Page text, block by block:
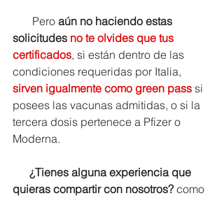
       Pero
aún no haciendo estas
solicitudes no te olvides que tus
certificados, si están dentro de las
condiciones requeridas por Italia,
sirven igualmente como green pass si
posees las vacunas admitidas, o si la
tercera dosis pertenece a Pfizer o
Moderna.
¿Tienes alguna experiencia que
quieras compartir con nosotros? como